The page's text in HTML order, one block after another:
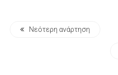
Νεότερη ανάρτηση